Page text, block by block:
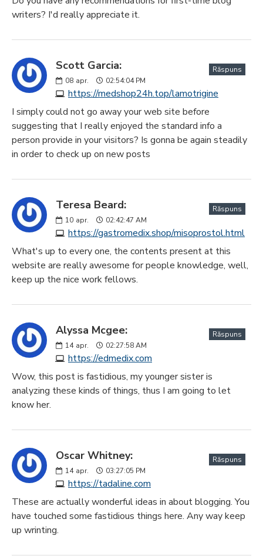
writers? I'd really appreciate it.
Scott Garcia:
08 apr. 02:54:04 PM
https://medshop24h.top/lamotrigine
Răspuns
I simply could not go away your web site before
suggesting that I really enjoyed the standard info a
person provide in your visitors? Is gonna be again steadily
in order to check up on new posts
Teresa Beard:
10 apr. 02:42:47 AM
https://gastromedix.shop/misoprostol.html
Răspuns
What's up to every one, the contents present at this
website are really awesome for people knowledge, well,
keep up the nice work fellows.
Alyssa Mcgee:
14 apr. 02:27:58 AM
https://edmedix.com
Răspuns
Wow, this post is fastidious, my younger sister is
analyzing these kinds of things, thus I am going to let
know her.
Oscar Whitney:
14 apr. 03:27:05 PM
https://tadaline.com
Răspuns
These are actually wonderful ideas in about blogging. You
have touched some fastidious things here. Any way keep
up wrinting.